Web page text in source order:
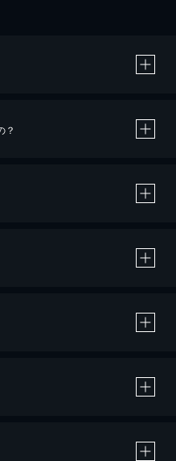
？
決済による作品の購入 / レンタルです。